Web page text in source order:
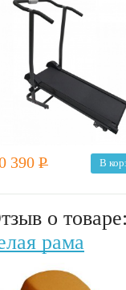
390 Р В
о
рама